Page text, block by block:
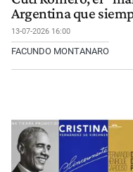
Argentina que
13-07-2026 16:00
FACUNDO MONTANARO